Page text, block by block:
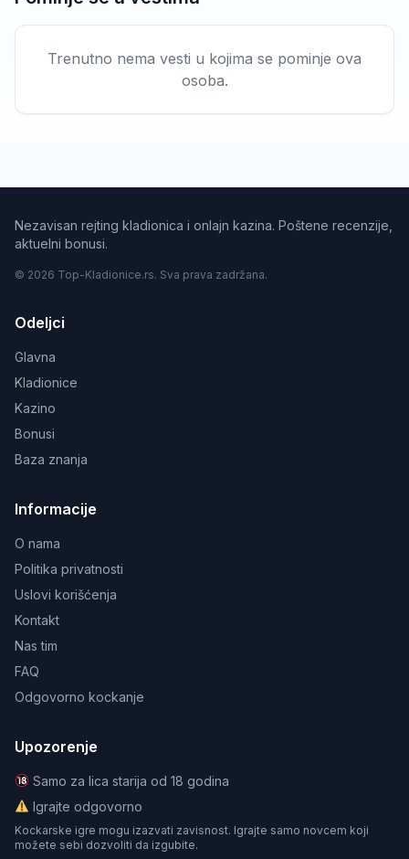
Trenutno nema vesti u kojima se pominje ova
osoba.
Nezavisan rejting kladionica i onlajn kazina. Poštene recenzije,
aktuelni bonusi.
© 2026 Top-Kladionice.rs. Sva prava zadržana.
Odeljci
Glavna
Kladionice
Kazino
Bonusi
Baza znanja
Informacije
O nama
Politika privatnosti
Uslovi korišćenja
Kontakt
Nas tim
FAQ
Odgovorno kockanje
Upozorenje
Samo za lica starija od 18 godina
Igrajte odgovorno
Kockarske igre mogu izazvati zavisnost. Igrajte samo novcem koji
možete sebi dozvoliti da izgubite.